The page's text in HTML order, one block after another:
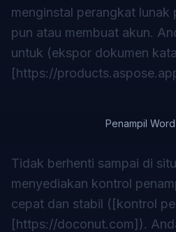
menginstal perangkat lunak
pun atau membuat akun.
untuk (ekspor dokumen
[https://
Penampil
Tidak berhenti sampai di
menyediakan kontrol
cepat dan stabil ([kontrol
[https://doconut.com]).